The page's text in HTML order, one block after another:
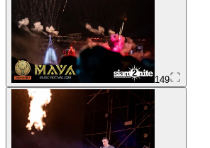
149